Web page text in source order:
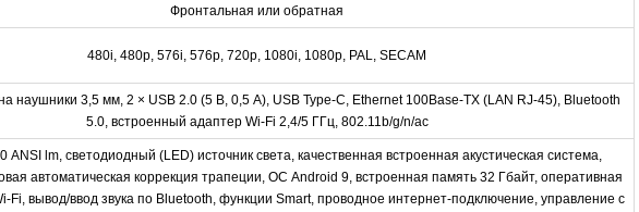
Фронтальная или обратная
480i, 480p, 576i, 576p, 720p, 1080i, 1080p, PAL, SECAM
наушники 3,5 мм, 2 × USB 2.0 (5 В, 0,5 A), USB Type-C, Ethernet 100Base-TX (LAN RJ-45), Bluetooth
5.0, встроенный адаптер Wi-Fi 2,4/5 ГГц, 802.11b/g/n/ac
ANSI lm, светодиодный (LED) источник света, качественная встроенная акустическая система,
автоматическая коррекция трапеции, ОС Android 9, встроенная память 32 Гбайт, оперативная
Fi, вывод/ввод звука по Bluetooth, функции Smart, проводное интернет-подключение, управление с